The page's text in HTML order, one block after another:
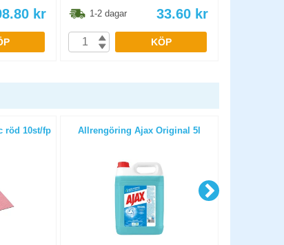
kr 1-2 dagar 33.60 kr
KÖP
röd 10st/fp Allrengöring Ajax Original 5l